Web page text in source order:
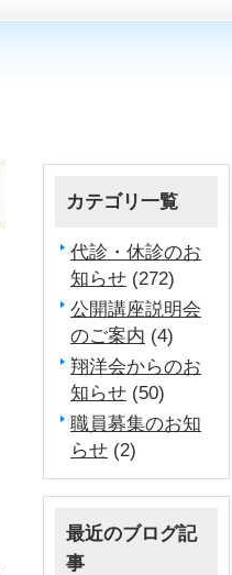
カテゴリ一覧
代診・休診のお
知らせ (272)
公開講座説明会
のご案内 (4)
翔洋会からのお
知らせ (50)
職員募集のお知
らせ (2)
最近のブログ記
事